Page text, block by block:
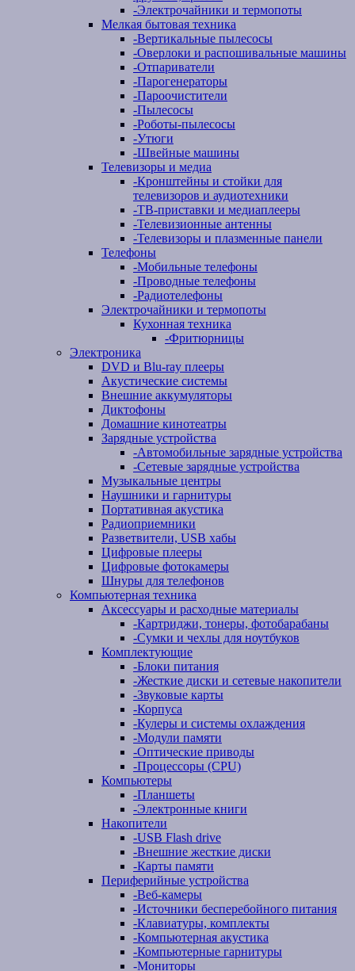
-Электрочайники и термопоты
Мелкая бытовая техника
-Вертикальные пылесосы
-Оверлоки и распошивальные машины
-Отпариватели
-Парогенераторы
-Пароочистители
-Пылесосы
-Роботы-пылесосы
-Утюги
-Швейные машины
Телевизоры и медиа
-Кронштейны и стойки для
телевизоров и аудиотехники
-ТВ-приставки и медиаплееры
-Телевизионные антенны
-Телевизоры и плазменные панели
Телефоны
-Мобильные телефоны
-Проводные телефоны
-Радиотелефоны
Электрочайники и термопоты
Кухонная техника
-Фритюрницы
Электроника
DVD и Blu-ray плееры
Акустические системы
Внешние аккумуляторы
Диктофоны
Домашние кинотеатры
Зарядные устройства
-Автомобильные зарядные устройства
-Сетевые зарядные устройства
Музыкальные центры
Наушники и гарнитуры
Портативная акустика
Радиоприемники
Разветвители, USB хабы
Цифровые плееры
Цифровые фотокамеры
Шнуры для телефонов
Компьютерная техника
Аксессуары и расходные материалы
-Картриджи, тонеры, фотобарабаны
-Сумки и чехлы для ноутбуков
Комплектующие
-Блоки питания
-Жесткие диски и сетевые накопители
-Звуковые карты
-Корпуса
-Кулеры и системы охлаждения
-Модули памяти
-Оптические приводы
-Процессоры (CPU)
Компьютеры
-Планшеты
-Электронные книги
Накопители
-USB Flash drive
-Внешние жесткие диски
-Карты памяти
Периферийные устройства
-Веб-камеры
-Источники бесперебойного питания
-Клавиатуры, комплекты
-Компьютерная акустика
-Компьютерные гарнитуры
-Мониторы